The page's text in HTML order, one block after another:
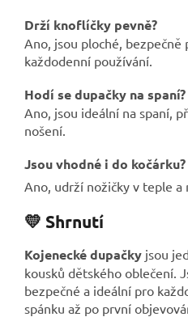
Drží knoflíčky pevně?
Ano, jsou ploché,
každodenní používání.
Hodí se dupačky na spaní?
Ano, jsou ideální na spaní,
nošení.
Jsou vhodné i do kočárku?
Ano, udrží nožičky v teple a
💛 Shrnutí
Kojenecké dupačky jsou
kousků dětského oblečení.
bezpečné a ideální pro
spánku až po první